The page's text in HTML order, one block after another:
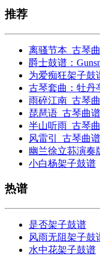
推荐
离骚节本_古琴
爵士鼓谱：
为爱痴狂架子鼓
古琴套曲：牡丹
雨碎江南_古琴
琵琶语_古琴曲谱
半山听雨_古琴
风雷引_古琴曲谱
幽兰徐立荪演奏
小白杨架子鼓谱
热谱
是否架子鼓谱
风雨无阻架子鼓
水中花架子鼓谱